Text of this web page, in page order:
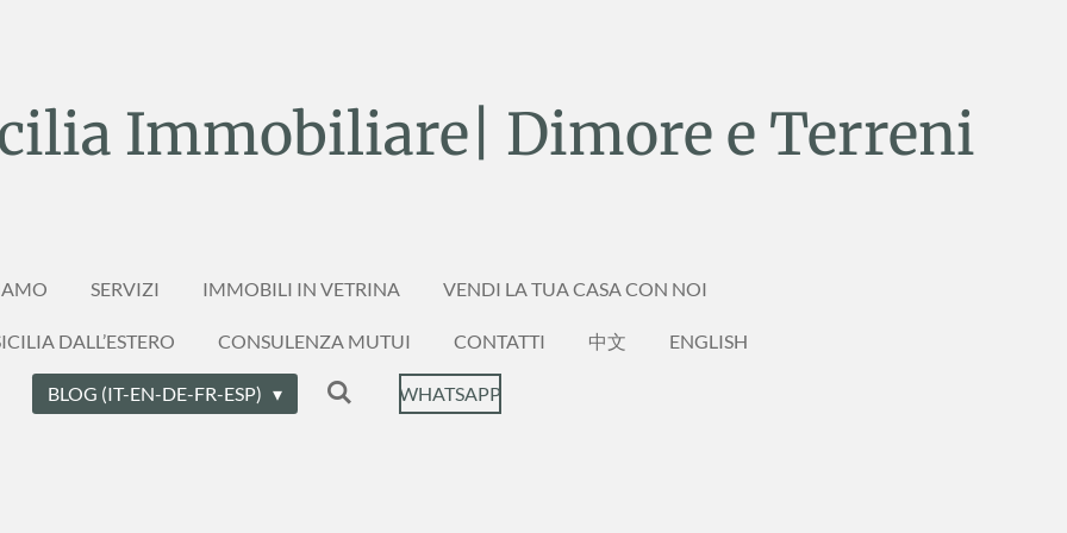
Immobiliare| Dimore e Terreni
SERVIZI IMMOBILI IN VETRINA VENDI LA TUA CASA CON NOI
DALL’ESTERO CONSULENZA MUTUI CONTATTI 中文 ENGLISH
BLOG (IT-EN-DE-FR-ESP) WHATSAPP